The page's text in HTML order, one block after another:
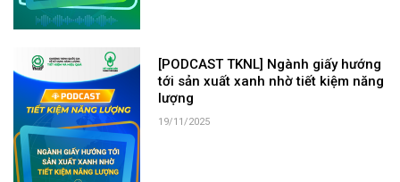
[PODCAST TKNL] Ngành giấy hướng
tới sản xuất xanh nhờ tiết kiệm năng
lượng
19/11/2025